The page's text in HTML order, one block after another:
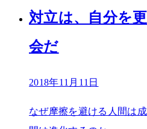
対立は、自分を
会だ
2018年11月11日
なぜ摩擦を避ける人間は